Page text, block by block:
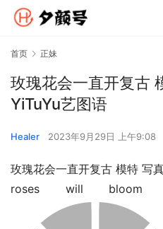
首页 正妹
玫瑰花会一直开复古
YiTuYu艺图语
Healer 2023年9月29日 上午9:08
玫瑰花会一直开复古 模特 写
roses will